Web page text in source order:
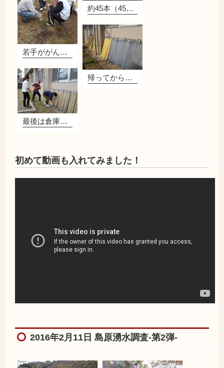
約45本（45m分）のサンプル採取！
若手ががんばっています
帰ってから部品を洗いました
最後は倉庫にしまって完了！
初めて動画も入れてみました！
2016年2月11日 島原湧水調査-第2弾-